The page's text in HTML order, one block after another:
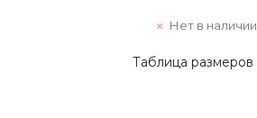
Нет в наличии
Таблица размеров